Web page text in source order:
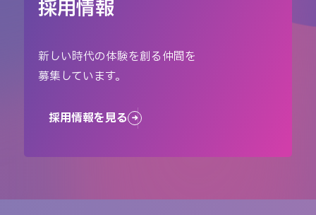
採用情報
新しい時代の体験を創る仲間を
募集しています。
採用情報を見る